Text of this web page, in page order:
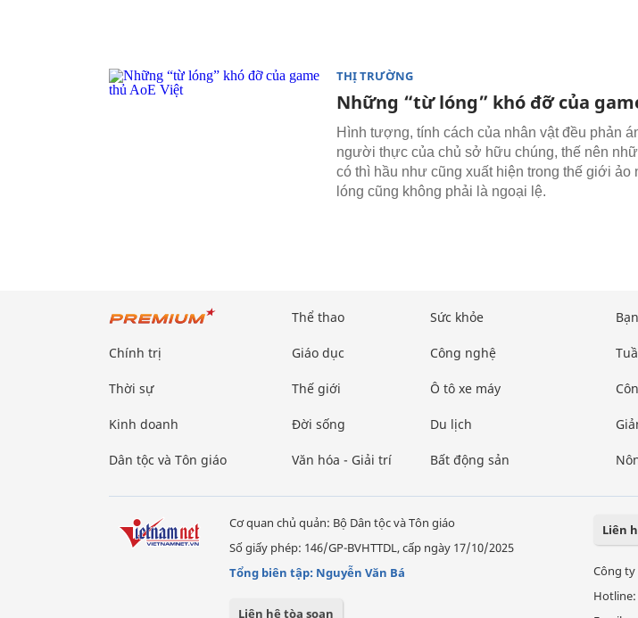
THỊ TRƯỜNG
Những “từ lóng” khó đỡ của
Hình tượng, tính cách của nhân vật đều phản
người thực của chủ sở hữu chúng, thế nên
có thì hầu như cũng xuất hiện trong thế giới
lóng cũng không phải là ngoại lệ.
Chính trị
Thời sự
Kinh doanh
Dân tộc và Tôn giáo
Thể thao
Giáo dục
Thế giới
Đời sống
Văn hóa - Giải trí
Sức khỏe
Công nghệ
Ô tô xe máy
Du lịch
Bất động sản
Cơ quan chủ quản: Bộ Dân tộc và Tôn giáo
Số giấy phép: 146/GP-BVHTTDL, cấp ngày 17/10/2025
Tổng biên tập: Nguyễn Văn Bá
Liên hệ tòa soạn
Liên
Công
Hotline: